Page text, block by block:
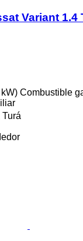
Variant 1.4
Combustible
Turá